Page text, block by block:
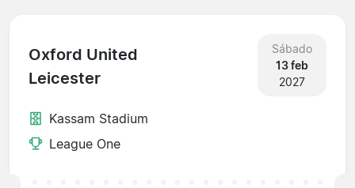
Oxford United
Leicester
Sábado
13 feb
2027
Kassam Stadium
League One